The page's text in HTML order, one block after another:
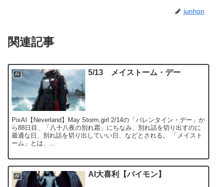
junhon
関連記事
AI 5/13 メイストーム・デー
PixAI【Neverland】May Storm,girl 2/14の「バレンタイン・デー」か
ら88日目、「八十八夜の別れ霜」にちなみ、別れ話を切り出すのに
最適な日、別れ話を切り出していい日、などとされる。 「メイスト
ーム」とは、...
AI AI大喜利【パイモン】